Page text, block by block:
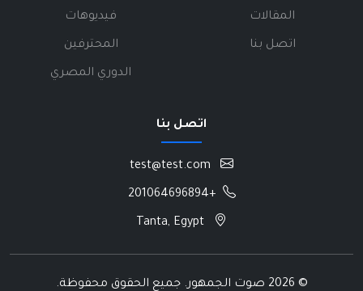
المقالات
اتصل بنا
فيديوهات
المحترفين
الدوري المصري
اتصل بنا
+201064696894
© 2026 صوت الجمهور. جميع الحقوق محفوظة.